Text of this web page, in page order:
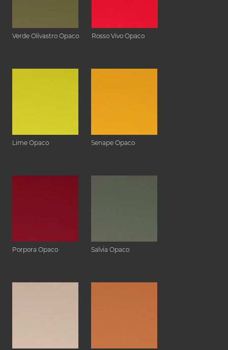
Verde Olivastro Opaco Rosso Vivo Opaco
Lime Opaco Senape Opaco
Porpora Opaco Salvia Opaco